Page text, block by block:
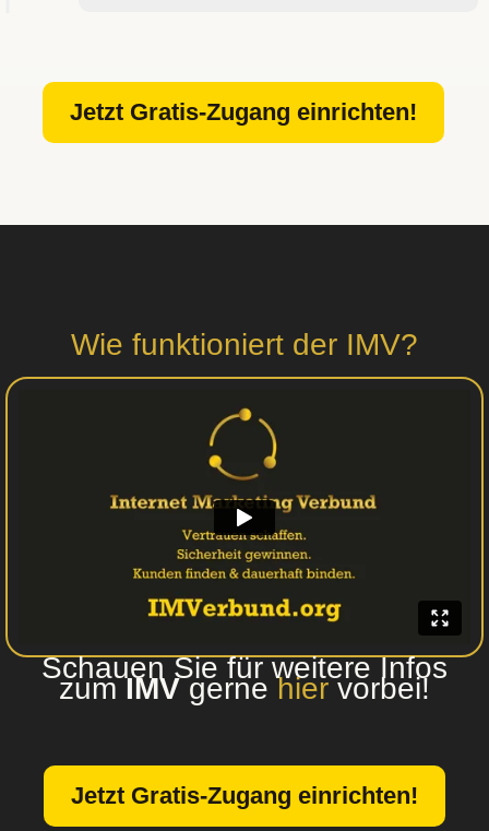
Jetzt Gratis-Zugang einrichten!
Wie funktioniert der IMV?
Schauen Sie für weitere Infos
zumIMVgernehiervorbei!
Jetzt Gratis-Zugang einrichten!